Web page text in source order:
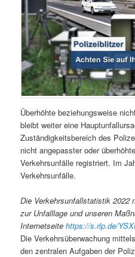
Überhöhte beziehungsweise
bleibt weiter eine
Zuständigkeitsbereich des
nicht angepasster oder
Verkehrsunfälle registriert. Im
Verkehrsunfälle.
Die Verkehrsunfallstatistik 2022
zur Unfalllage und unseren
Internetseitehttps://s.rlp.de/
Die Verkehrsüberwachung
den zentralen Aufgaben der